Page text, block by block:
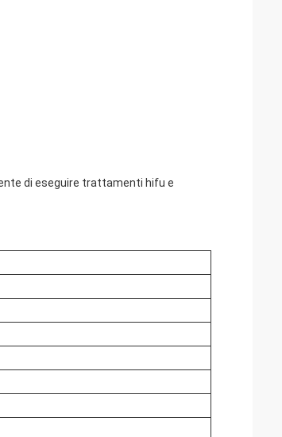
di eseguire trattamenti hifu e